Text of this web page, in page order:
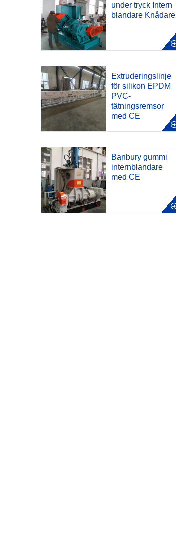
under tryck Intern
blandare Knådare
Extruderingslinje
för silikon EPDM
PVC-
tätningsremsor
med CE
Banbury gummi
internblandare
med CE